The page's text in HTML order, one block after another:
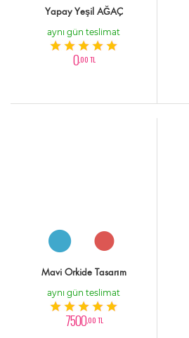
Yapay Yeşil AĞAÇ
aynı gün teslimat
0,00 TL
Mavi Orkide Tasarım
aynı gün teslimat
7500,00 TL